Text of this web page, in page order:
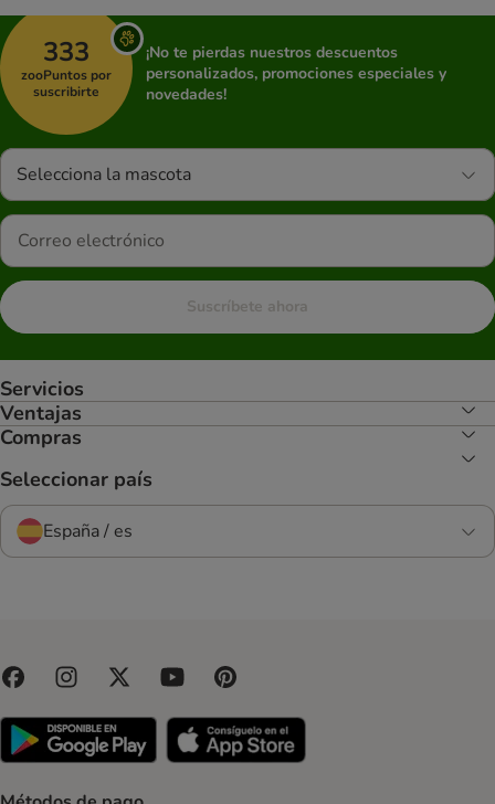
333
zooPuntos por
suscribirte
¡No te pierdas nuestros descuentos
personalizados, promociones especiales y
novedades!
Selecciona la mascota
Suscríbete ahora
Servicios
Ventajas
Compras
Seleccionar país
España / es